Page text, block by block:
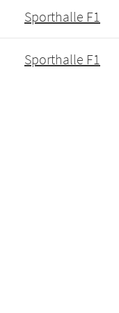
Sporthalle F1
Sporthalle F1